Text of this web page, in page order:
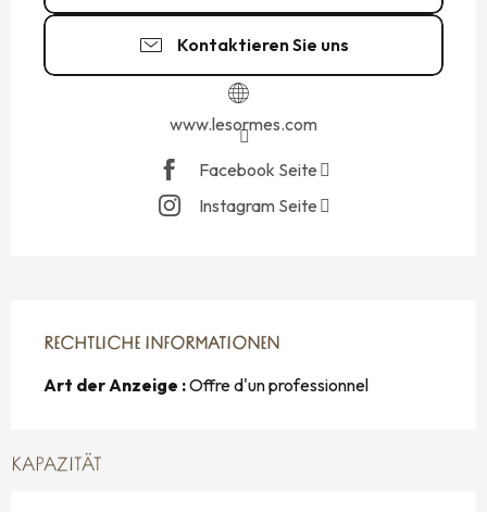
Kontaktieren Sie uns
www.lesormes.com
Facebook Seite
Instagram Seite
RECHTLICHE INFORMATIONEN
RECHTLICHE INFORMATIONEN
Art der Anzeige :Offre d'un professionnel
KAPAZITÄT